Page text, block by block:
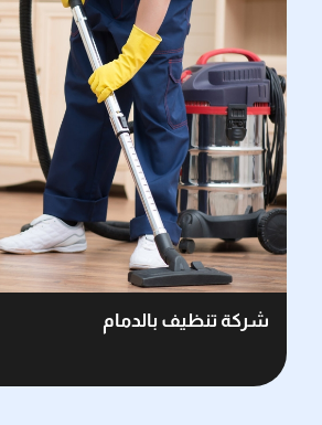
شركة تنظيف بالدمام